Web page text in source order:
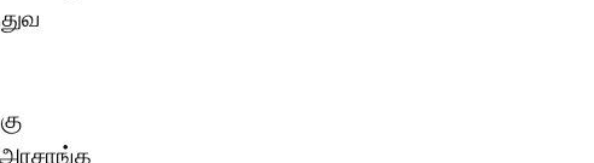
அரசாங்க